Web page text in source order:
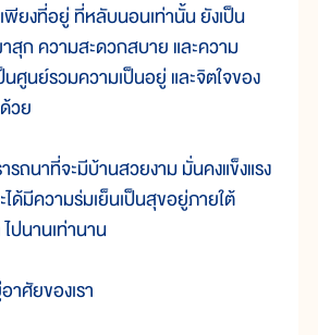
งที่อยู่ ที่หลับนอนเท่านั้น ยังเป็น
สุก ความสะดวกสบาย และความ
ศูนย์รวมความเป็นอยู่ และจิตใจของ
วย
นาที่จะมีบ้านสวยงาม มั่นคงแข็งแรง
ด้มีความร่มเย็นเป็นสุขอยู่ภายใต้
ปนานเท่านาน
ยของเรา